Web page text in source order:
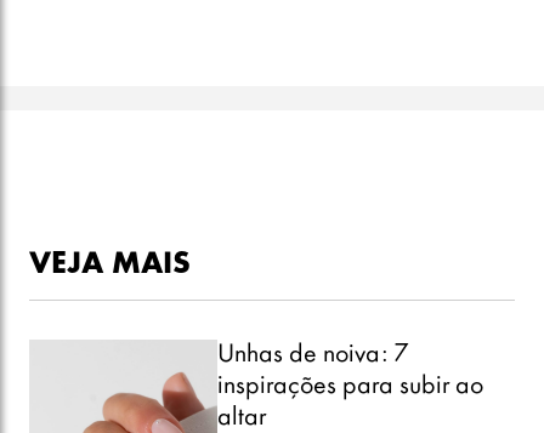
VEJA MAIS
Unhas de noiva: 7
inspirações para subir ao
altar